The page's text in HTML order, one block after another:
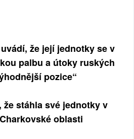
že její jednotky se v
palbu a útoky ruských
pozice“
stáhla své jednotky v
oblasti